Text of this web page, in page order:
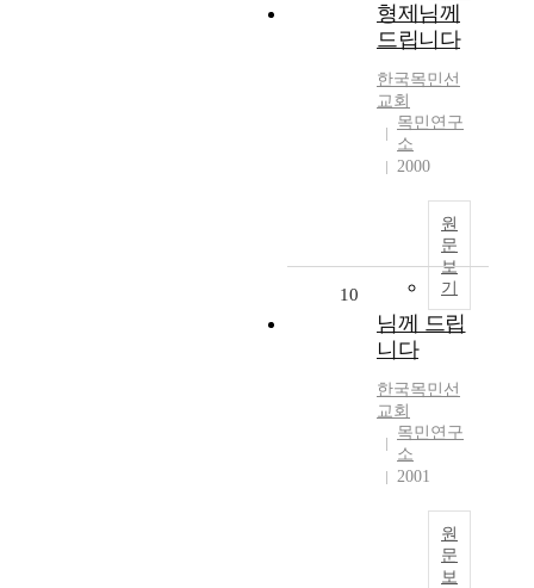
형제님께
드립니다
한국목민선
교회
목민연구
소
2000
원
문
보
기
10
님께 드립
니다
한국목민선
교회
목민연구
소
2001
원
문
보